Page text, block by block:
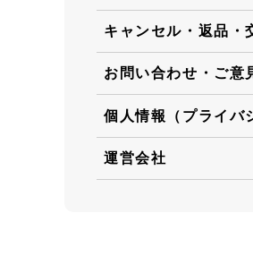
キャンセル・返品・
お問い合わせ・ご意
個人情報（プライバ
運営会社